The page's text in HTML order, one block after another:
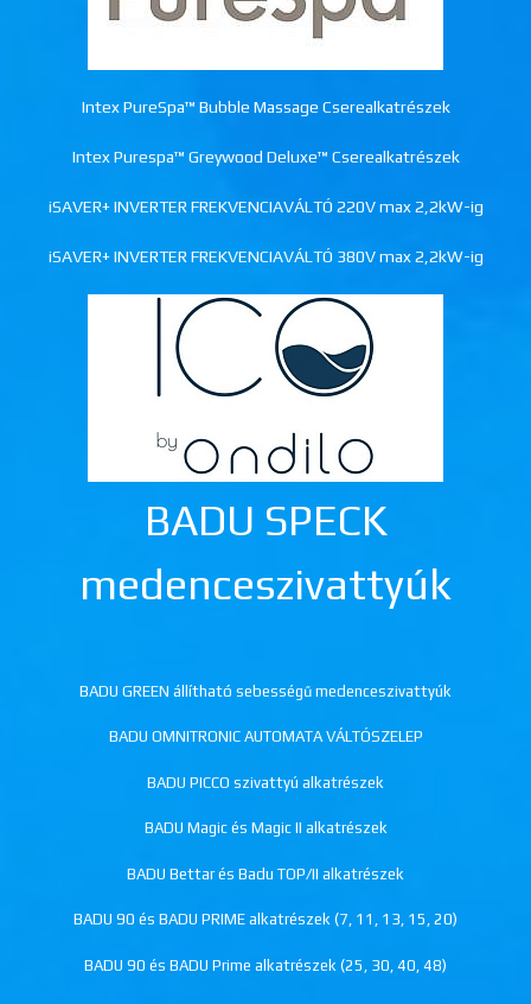
Intex PureSpa™ Bubble Massage Cserealkatrészek
Intex Purespa™ Greywood Deluxe™ Cserealkatrészek
iSAVER+ INVERTER FREKVENCIAVÁLTÓ 220V max 2,2kW-ig
iSAVER+ INVERTER FREKVENCIAVÁLTÓ 380V max 2,2kW-ig
BADU SPECK
medenceszivattyúk
BADU GREEN állítható sebességű medenceszivattyúk
BADU OMNITRONIC AUTOMATA VÁLTÓSZELEP
BADU PICCO szivattyú alkatrészek
BADU Magic és Magic II alkatrészek
BADU Bettar és Badu TOP/II alkatrészek
BADU 90 és BADU PRIME alkatrészek (7, 11, 13, 15, 20)
BADU 90 és BADU Prime alkatrészek (25, 30, 40, 48)